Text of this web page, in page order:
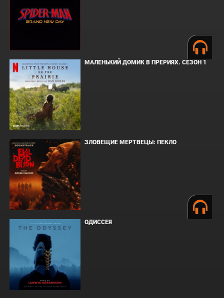
МАЛЕНЬКИЙ ДОМИК В ПРЕРИЯХ. СЕЗОН 1
ЗЛОВЕЩИЕ МЕРТВЕЦЫ: ПЕКЛО
ОДИССЕЯ